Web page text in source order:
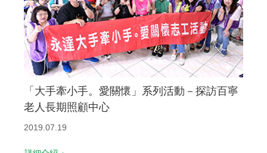
「大手牽小手。愛關懷」系列活動－探訪百寧
老人長期照顧中心
2019.07.19